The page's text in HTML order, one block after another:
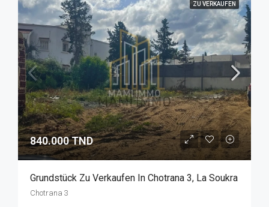
ZU VERKAUFEN
840.000 TND
Grundstück Zu Verkaufen In Chotrana 3, La Soukra
Chotrana 3